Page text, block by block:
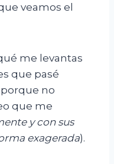
veamos el
me levantas
que pasé
no
que me
y con sus
exagerada).